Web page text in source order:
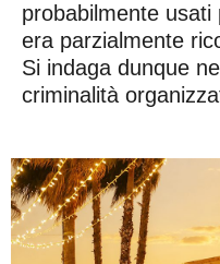
probabilmente
era parzialmente
Si indaga dunque
criminalità